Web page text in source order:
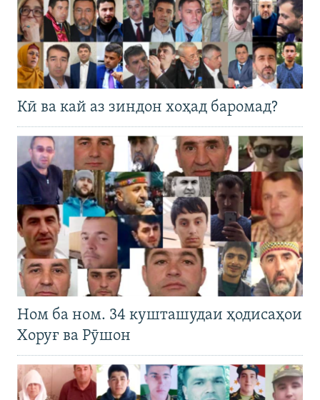
Кӣ ва кай аз зиндон хоҳад баромад?
Ном ба ном. 34 кушташудаи ҳодисаҳои
Хоруғ ва Рӯшон